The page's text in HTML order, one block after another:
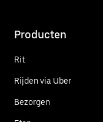
Producten
Rit
Rijden via Uber
Bezorgen